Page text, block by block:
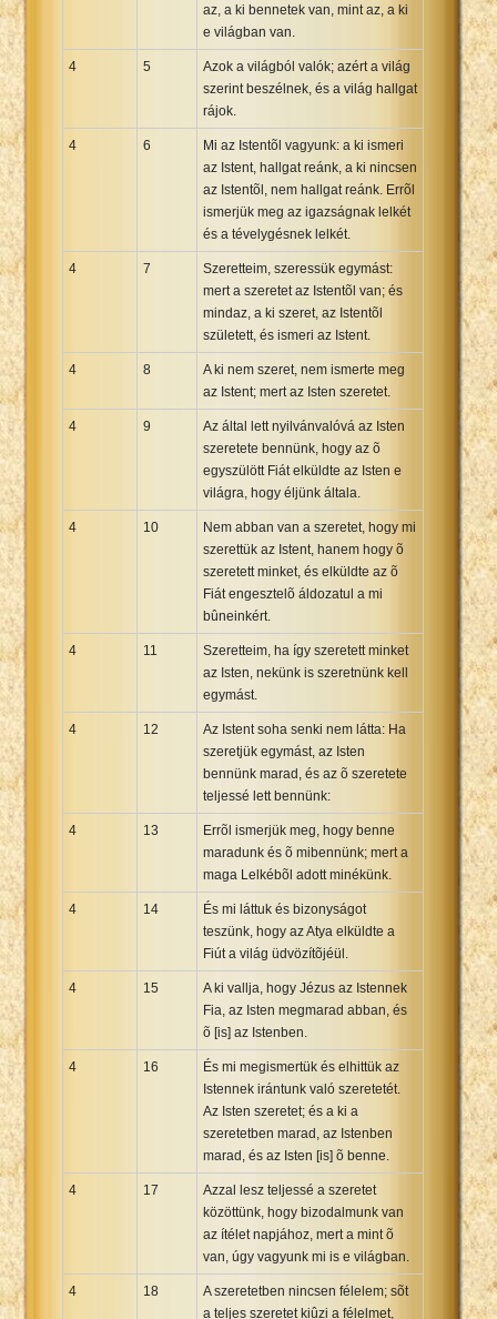
az, a ki bennetek van, mint az, a ki
e világban van.
4 5
Azok a világból valók; azért a világ
szerint beszélnek, és a világ hallgat
rájok.
4 6
Mi az Istentõl vagyunk: a ki ismeri
az Istent, hallgat reánk, a ki nincsen
az Istentõl, nem hallgat reánk. Errõl
ismerjük meg az igazságnak lelkét
és a tévelygésnek lelkét.
4 7
Szeretteim, szeressük egymást:
mert a szeretet az Istentõl van; és
mindaz, a ki szeret, az Istentõl
született, és ismeri az Istent.
4 8
A ki nem szeret, nem ismerte meg
az Istent; mert az Isten szeretet.
4 9
Az által lett nyilvánvalóvá az Isten
szeretete bennünk, hogy az õ
egyszülött Fiát elküldte az Isten e
világra, hogy éljünk általa.
4 10
Nem abban van a szeretet, hogy mi
szerettük az Istent, hanem hogy õ
szeretett minket, és elküldte az õ
Fiát engesztelõ áldozatul a mi
bûneinkért.
4 11
Szeretteim, ha így szeretett minket
az Isten, nekünk is szeretnünk kell
egymást.
4 12
Az Istent soha senki nem látta: Ha
szeretjük egymást, az Isten
bennünk marad, és az õ szeretete
teljessé lett bennünk:
4 13
Errõl ismerjük meg, hogy benne
maradunk és õ mibennünk; mert a
maga Lelkébõl adott minékünk.
4 14
És mi láttuk és bizonyságot
teszünk, hogy az Atya elküldte a
Fiút a világ üdvözítõjéül.
4 15
A ki vallja, hogy Jézus az Istennek
Fia, az Isten megmarad abban, és
õ [is] az Istenben.
4 16
És mi megismertük és elhittük az
Istennek irántunk való szeretetét.
Az Isten szeretet; és a ki a
szeretetben marad, az Istenben
marad, és az Isten [is] õ benne.
4 17
Azzal lesz teljessé a szeretet
közöttünk, hogy bizodalmunk van
az ítélet napjához, mert a mint õ
van, úgy vagyunk mi is e világban.
4 18
A szeretetben nincsen félelem; sõt
a teljes szeretet kiûzi a félelmet,